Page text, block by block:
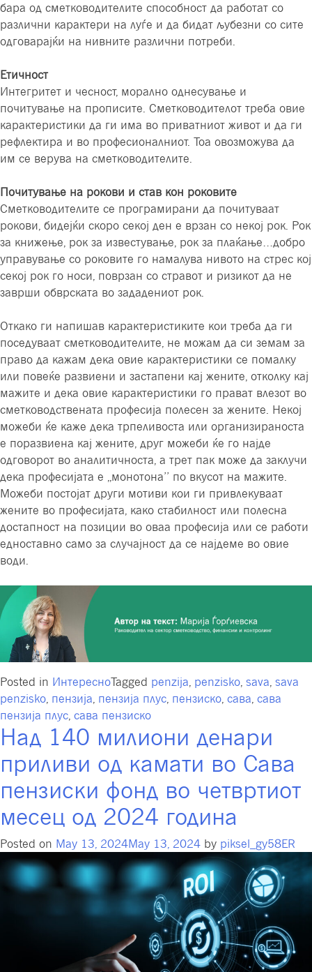
бара од сметководителите способност да работат со
различни карактери на луѓе и да бидат љубезни со сите
одговарајќи на нивните различни потреби.
Етичност
Интегритет и чесност, морално однесување и
почитување на прописите. Сметководителот треба овие
карактеристики да ги има во приватниот живот и да ги
рефлектира и во професионалниот. Тоа овозможува да
им се верува на сметководителите.
Почитување на рокови и став кон роковите
Сметководителите се програмирани да почитуваат
рокови, бидејќи скоро секој ден е врзан со некој рок. Рок
за книжење, рок за известување, рок за плаќање…добро
управување со роковите го намалува нивото на стрес кој
секој рок го носи, поврзан со стравот и ризикот да не
заврши обврската во зададениот рок.
Откако ги напишав карактеристиките кои треба да ги
поседуваат сметководителите, не можам да си земам за
право да кажам дека овие карактеристики се помалку
или повеќе развиени и застапени кај жените, отколку кај
мажите и дека овие карактеристики го прават влезот во
сметководствената професија полесен за жените. Некој
можеби ќе каже дека трпеливоста или организираноста
е поразвиена кај жените, друг можеби ќе го најде
одговорот во аналитичноста, а трет пак може да заклучи
дека професијата е ,,монотона’’ по вкусот на мажите.
Можеби постојат други мотиви кои ги привлекуваат
жените во професијата, како стабилност или полесна
достапност на позиции во оваа професија или се работи
едноставно само за случајност да се најдеме во овие
води.
Posted in ИнтересноTagged penzija penzisko sava sava
penzisko пензија пензија плус пензиско сава сава
пензија плус сава пензиско
Над 140 милиони денари
приливи од камати во Сава
пензиски фонд во четвртиот
месец од 2024 година
Posted on May 13, 2024May 13, 2024 by piksel_gy58ER